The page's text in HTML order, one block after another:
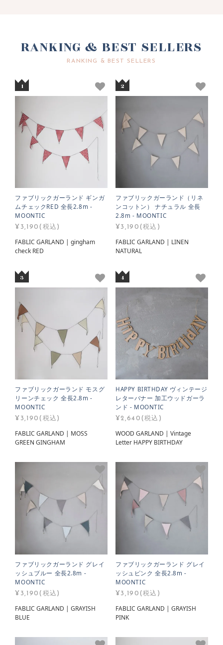
RANKING & BEST SELLERS
RANKING & BEST SELLERS
1
ファブリックガーランド ギンガ
ムチェックRED 全長2.8m -
MOONTIC
¥3,190(税込)
FABLIC GARLAND | gingham
check RED
2
ファブリックガーランド（リネ
ンコットン） ナチュラル 全長
2.8m - MOONTIC
¥3,190(税込)
FABLIC GARLAND | LINEN
NATURAL
3
ファブリックガーランド モスグ
リーンチェック 全長2.8m -
MOONTIC
¥3,190(税込)
FABLIC GARLAND | MOSS
GREEN GINGHAM
4
HAPPY BIRTHDAY ヴィンテージ
レターバナー 加工ウッドガーラ
ンド - MOONTIC
¥2,640(税込)
WOOD GARLAND | Vintage
Letter HAPPY BIRTHDAY
ファブリックガーランド グレイ
ッシュブルー 全長2.8m -
MOONTIC
¥3,190(税込)
FABLIC GARLAND | GRAYISH
BLUE
ファブリックガーランド グレイ
ッシュピンク 全長2.8m -
MOONTIC
¥3,190(税込)
FABLIC GARLAND | GRAYISH
PINK